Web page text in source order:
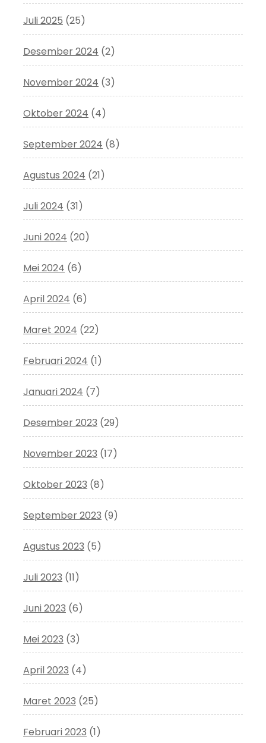
Juli 2025 (25)
Desember 2024 (2)
November 2024 (3)
Oktober 2024 (4)
September 2024 (8)
Agustus 2024 (21)
Juli 2024 (31)
Juni 2024 (20)
Mei 2024 (6)
April 2024 (6)
Maret 2024 (22)
Februari 2024 (1)
Januari 2024 (7)
Desember 2023 (29)
November 2023 (17)
Oktober 2023 (8)
September 2023 (9)
Agustus 2023 (5)
Juli 2023 (11)
Juni 2023 (6)
Mei 2023 (3)
April 2023 (4)
Maret 2023 (25)
Februari 2023 (1)